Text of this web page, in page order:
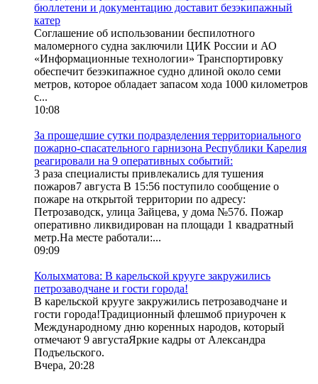
бюллетени и документацию доставит безэкипажный
катер
Соглашение об использовании беспилотного
маломерного судна заключили ЦИК России и АО
«Информационные технологии» Транспортировку
обеспечит безэкипажное судно длиной около семи
метров, которое обладает запасом хода 1000 километров
с...
10:08
За прошедшие сутки подразделения территориального
пожарно-спасательного гарнизона Республики Карелия
реагировали на 9 оперативных событий:
3 раза специалисты привлекались для тушения
пожаров7 августа В 15:56 поступило сообщение о
пожаре на открытой территории по адресу:
Петрозаводск, улица Зайцева, у дома №57б. Пожар
оперативно ликвидирован на площади 1 квадратный
метр.На месте работали:...
09:09
Колыхматова: В карельской крууге закружились
петрозаводчане и гости города!
В карельской крууге закружились петрозаводчане и
гости города!Традиционный флешмоб приурочен к
Международному дню коренных народов, который
отмечают 9 августаЯркие кадры от Александра
Подъельского.
Вчера, 20:28